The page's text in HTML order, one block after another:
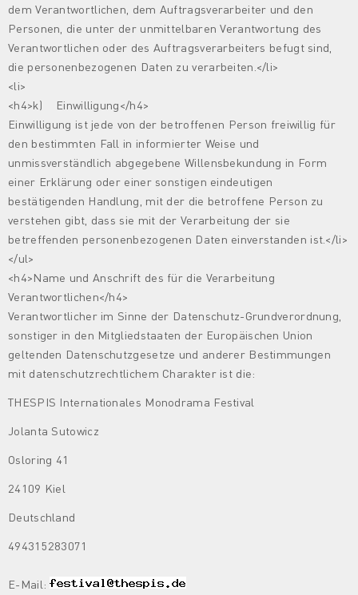
dem Verantwortlichen, dem Auftragsverarbeiter und den
Personen, die unter der unmittelbaren Verantwortung des
Verantwortlichen oder des Auftragsverarbeiters befugt sind,
die personenbezogenen Daten zu verarbeiten.</li>
<li>
<h4>k) Einwilligung</h4>
Einwilligung ist jede von der betroffenen Person freiwillig für
den bestimmten Fall in informierter Weise und
unmissverständlich abgegebene Willensbekundung in Form
einer Erklärung oder einer sonstigen eindeutigen
bestätigenden Handlung, mit der die betroffene Person zu
verstehen gibt, dass sie mit der Verarbeitung der sie
betreffenden personenbezogenen Daten einverstanden ist.</li>
</ul>
<h4>Name und Anschrift des für die Verarbeitung
Verantwortlichen</h4>
Verantwortlicher im Sinne der Datenschutz-Grundverordnung,
sonstiger in den Mitgliedstaaten der Europäischen Union
geltenden Datenschutzgesetze und anderer Bestimmungen
mit datenschutzrechtlichem Charakter ist die:
THESPIS Internationales Monodrama Festival
Jolanta Sutowicz
Osloring 41
24109 Kiel
Deutschland
494315283071
E-Mail: